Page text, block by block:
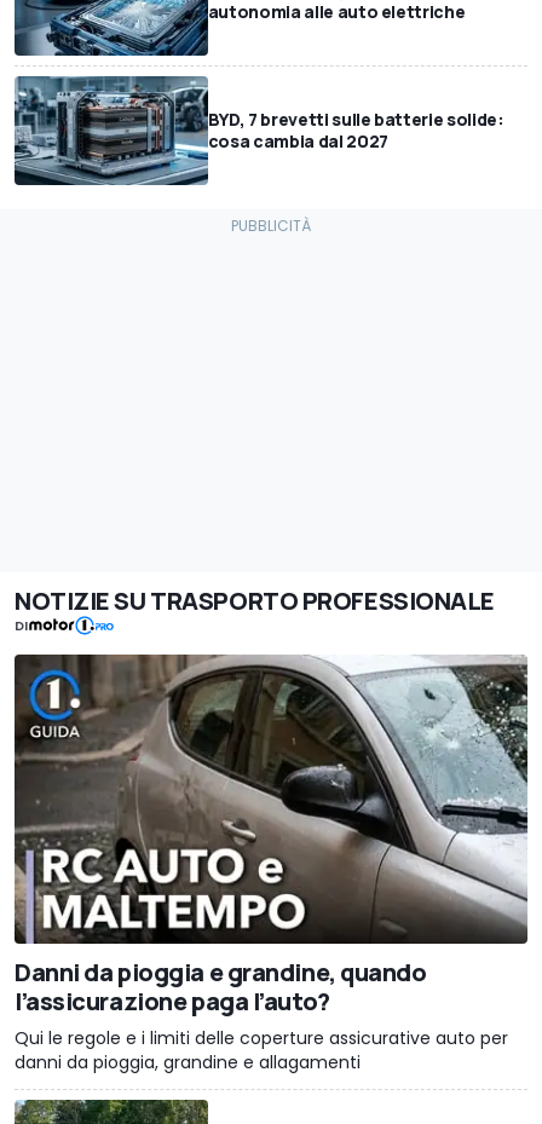
autonomia alle auto elettriche
BYD, 7 brevetti sulle batterie solide:
cosa cambia dal 2027
NOTIZIE SU TRASPORTO PROFESSIONALE
DI
Danni da pioggia e grandine, quando
l’assicurazione paga l’auto?
Qui le regole e i limiti delle coperture assicurative auto per
danni da pioggia, grandine e allagamenti